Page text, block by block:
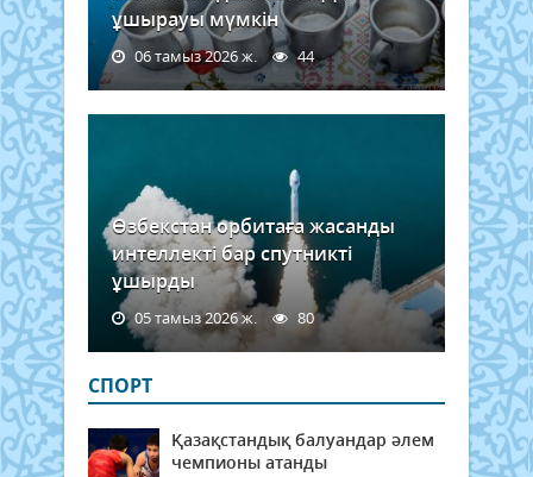
ұшырауы мүмкін
06 тамыз 2026 ж. 44
Өзбекстан орбитаға жасанды
интеллекті бар спутникті
ұшырды
05 тамыз 2026 ж. 80
СПОРТ
Қазақстандық балуандар әлем
чемпионы атанды